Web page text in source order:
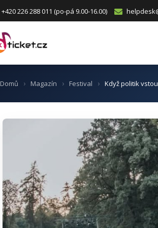
+420 226 288 011 (po-pá 9.00-16.00)
Domů Magazín Festival Když politik